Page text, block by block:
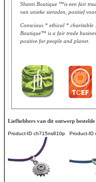
Shanti Boutique ™is een fair
van unieke sieraden, positief
Conscious * ethical * charitable
Boutique™ is a fair trade
positive for people and planet.
Liefhebbers van dit ontwerp
Product-ID ch715ns810p Product-ID